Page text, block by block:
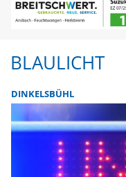
BLAULICHT
DINKELSBÜHL